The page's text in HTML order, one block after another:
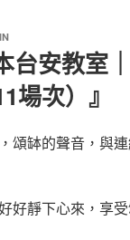
台安教室
場次）』
頌缽的聲音，與
好靜下心來，享